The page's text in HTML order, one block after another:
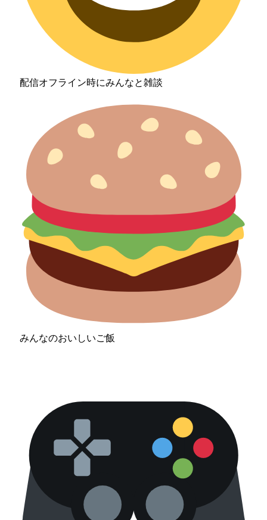
配信オフライン時にみんなと雑談
みんなのおいしいご飯